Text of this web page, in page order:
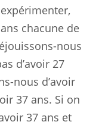
chacune de
nous
d’avoir 27
nous d’avoir
37 ans. Si on
37 ans et